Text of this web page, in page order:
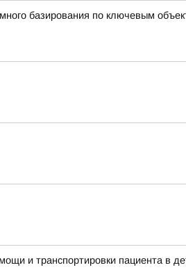
базирования по ключевым
и транспортировки пациента в